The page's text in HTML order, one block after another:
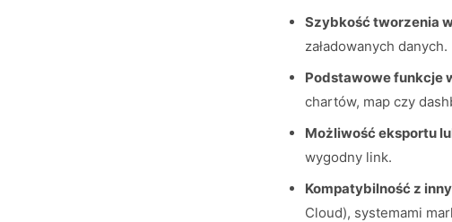
Szybkość tworzenia
załadowanych danych.
Podstawowe funkcje
chartów, map czy
Możliwość eksportu
wygodny link.
Kompatybilność z
Cloud), systemami